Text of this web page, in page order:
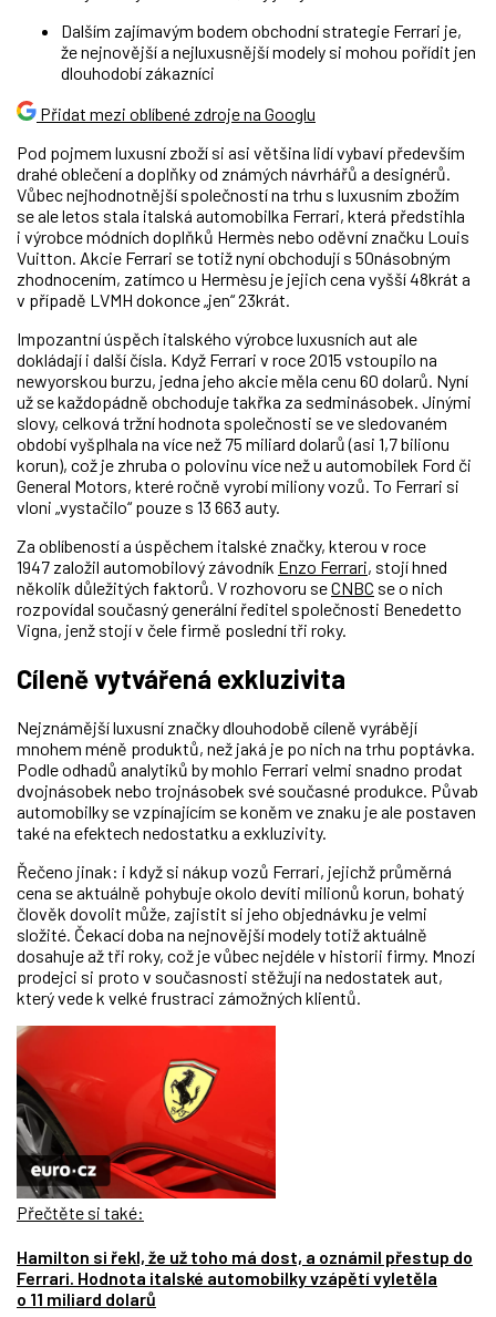
Dalším zajímavým bodem obchodní strategie Ferrari je,
že nejnovější a nejluxusnější modely si mohou pořídit jen
dlouhodobí zákazníci
Přidat mezi oblíbené zdroje na Googlu
Pod pojmem luxusní zboží si asi většina lidí vybaví především
drahé oblečení a doplňky od známých návrhářů a designérů.
Vůbec nejhodnotnější společností na trhu s luxusním zbožím
se ale letos stala italská automobilka Ferrari, která předstihla
i výrobce módních doplňků Hermès nebo oděvní značku Louis
Vuitton. Akcie Ferrari se totiž nyní obchodují s 50násobným
zhodnocením, zatímco u Hermèsu je jejich cena vyšší 48krát a
v případě LVMH dokonce „jen“ 23krát.
Impozantní úspěch italského výrobce luxusních aut ale
dokládají i další čísla. Když Ferrari v roce 2015 vstoupilo na
newyorskou burzu, jedna jeho akcie měla cenu 60 dolarů. Nyní
už se každopádně obchoduje takřka za sedminásobek. Jinými
slovy, celková tržní hodnota společnosti se ve sledovaném
období vyšplhala na více než 75 miliard dolarů (asi 1,7 bilionu
korun), což je zhruba o polovinu více než u automobilek Ford či
General Motors, které ročně vyrobí miliony vozů. To Ferrari si
vloni „vystačilo“pouze s 13 663 auty.
Za oblíbeností a úspěchem italské značky, kterou v roce
1947 založil automobilový závodník Enzo Ferrari, stojí hned
několik důležitých faktorů. V rozhovoru seCNBC se o nich
rozpovídal současný generální ředitel společnosti Benedetto
Vigna, jenž stojí v čele firmě poslední tři roky.
Cíleně vytvářená exkluzivita
Nejznámější luxusní značky dlouhodobě cíleně vyrábějí
mnohem méně produktů, než jaká je po nich na trhu poptávka.
Podle odhadů analytiků by mohlo Ferrari velmi snadno prodat
dvojnásobek nebo trojnásobek své současné produkce. Půvab
automobilky se vzpínajícím se koněm ve znaku je ale postaven
také na efektech nedostatku a exkluzivity.
Řečeno jinak: i když si nákup vozů Ferrari, jejichž průměrná
cena se aktuálně pohybuje okolo devíti milionů korun, bohatý
člověk dovolit může, zajistit si jeho objednávku je velmi
složité. Čekací doba na nejnovější modely totiž aktuálně
dosahuje až tři roky, což je vůbec nejdéle v historii firmy. Mnozí
prodejci si proto v současnosti stěžují na nedostatek aut,
který vede k velké frustraci zámožných klientů.
Přečtěte si také:
Hamilton si řekl, že už toho má dost, a oznámil přestup do
Ferrari. Hodnota italské automobilky vzápětí vyletěla
o 11 miliard dolarů